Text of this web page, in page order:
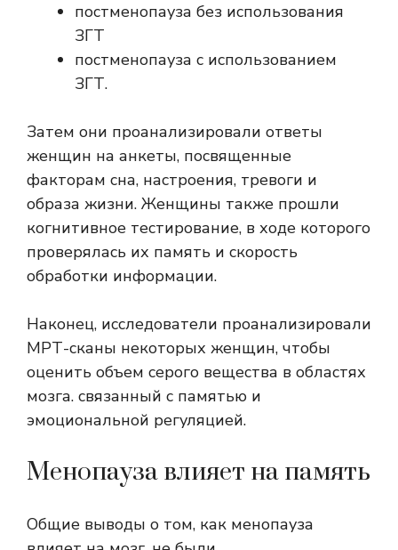
постменопауза без использования
ЗГТ
постменопауза с использованием
ЗГТ.
Затем они проанализировали ответы
женщин на анкеты, посвященные
факторам сна, настроения, тревоги и
образа жизни. Женщины также прошли
когнитивное тестирование, в ходе которого
проверялась их память и скорость
обработки информации.
Наконец, исследователи проанализировали
МРТ-сканы некоторых женщин, чтобы
оценить объем серого вещества в областях
мозга. связанный с памятью и
эмоциональной регуляцией.
Менопауза влияет на память
Общие выводы о том, как менопауза